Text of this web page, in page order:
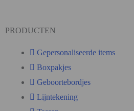
PRODUCTEN
Gepersonaliseerde items
Boxpakjes
Geboortebordjes
Lijntekening